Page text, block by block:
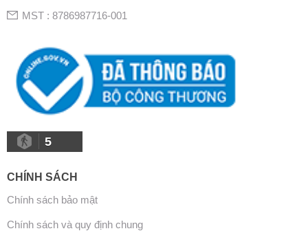
MST : 8786987716-001
5
CHÍNH SÁCH
Chính sách bảo mật
Chính sách và quy định chung